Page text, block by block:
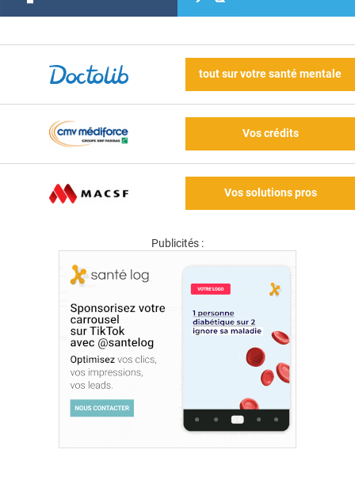
tout sur votre santé mentale
Vos crédits
Vos solutions pros
Publicités :